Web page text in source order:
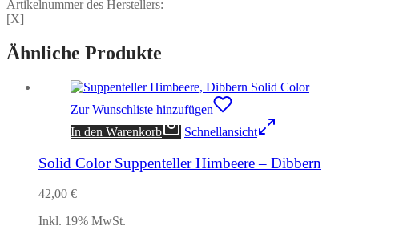
Artikelnummer des Herstellers:
[X]
Ähnliche Produkte
Zur Wunschliste hinzufügen
In den Warenkorb
Schnellansicht
Solid Color Suppenteller Himbeere – Dibbern
42,00 €
Inkl. 19% MwSt.